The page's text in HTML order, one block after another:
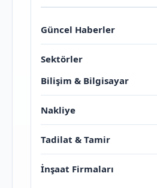
Güncel Haberler
Sektörler
Bilişim & Bilgisayar
Nakliye
Tadilat & Tamir
İnşaat Firmaları